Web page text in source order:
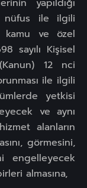
yapıldığı
nüfus ile ilgili
kamu ve özel
sayılı Kişisel
12 nci
ile ilgili
yetkisi
ve aynı
alanların
görmesini,
engelleyecek
almasına,